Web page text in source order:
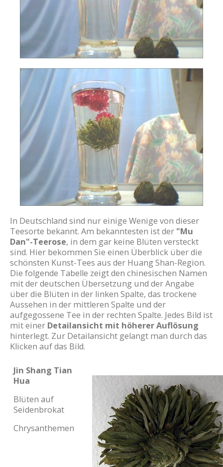
In Deutschland sind nur einige Wenige von dieser
Teesorte bekannt. Am bekanntesten ist der "Mu
Dan"-Teerose, in dem gar keine Blüten versteckt
sind. Hier bekommen Sie einen Überblick über die
schönsten Kunst-Tees aus der Huang Shan-Region.
Die folgende Tabelle zeigt den chinesischen Namen
mit der deutschen Übersetzung und der Angabe
über die Blüten in der linken Spalte, das trockene
Aussehen in der mittleren Spalte und der
aufgegossene Tee in der rechten Spalte. Jedes Bild ist
mit einer Detailansicht mit höherer Auflösung
hinterlegt. Zur Detailansicht gelangt man durch das
Klicken auf das Bild.
Jin Shang Tian
Hua
Blüten auf
Seidenbrokat
Chrysanthemen